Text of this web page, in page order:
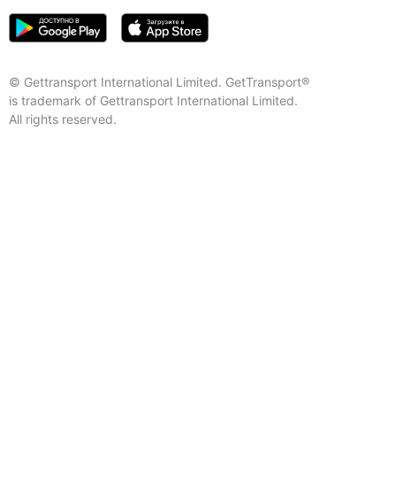
© Gettransport International Limited. GetTransport®
is trademark of Gettransport International Limited.
All rights reserved.